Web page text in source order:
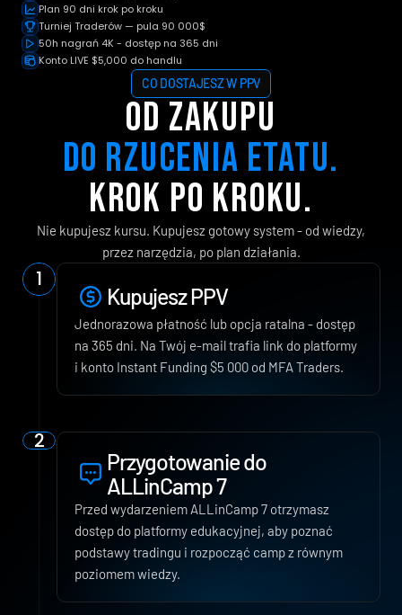
Plan 90 dni krok po kroku
Turniej Traderów — pula 90 000$
50h nagrań 4K - dostęp na 365 dni
Konto LIVE $5,000 do handlu
CO DOSTAJESZ W PPV
OD ZAKUPU
DO RZUCENIA ETATU.
KROK PO KROKU.
Nie kupujesz kursu. Kupujesz gotowy system - od wiedzy,
przez narzędzia, po plan działania.
1
Kupujesz PPV
Jednorazowa płatność lub opcja ratalna - dostęp
na 365 dni. Na Twój e-mail trafia link do platformy
i konto Instant Funding $5 000 od MFA Traders.
2
Przygotowanie do
ALLinCamp 7
Przed wydarzeniem ALLinCamp 7 otrzymasz
dostęp do platformy edukacyjnej, aby poznać
podstawy tradingu i rozpocząć camp z równym
poziomem wiedzy.